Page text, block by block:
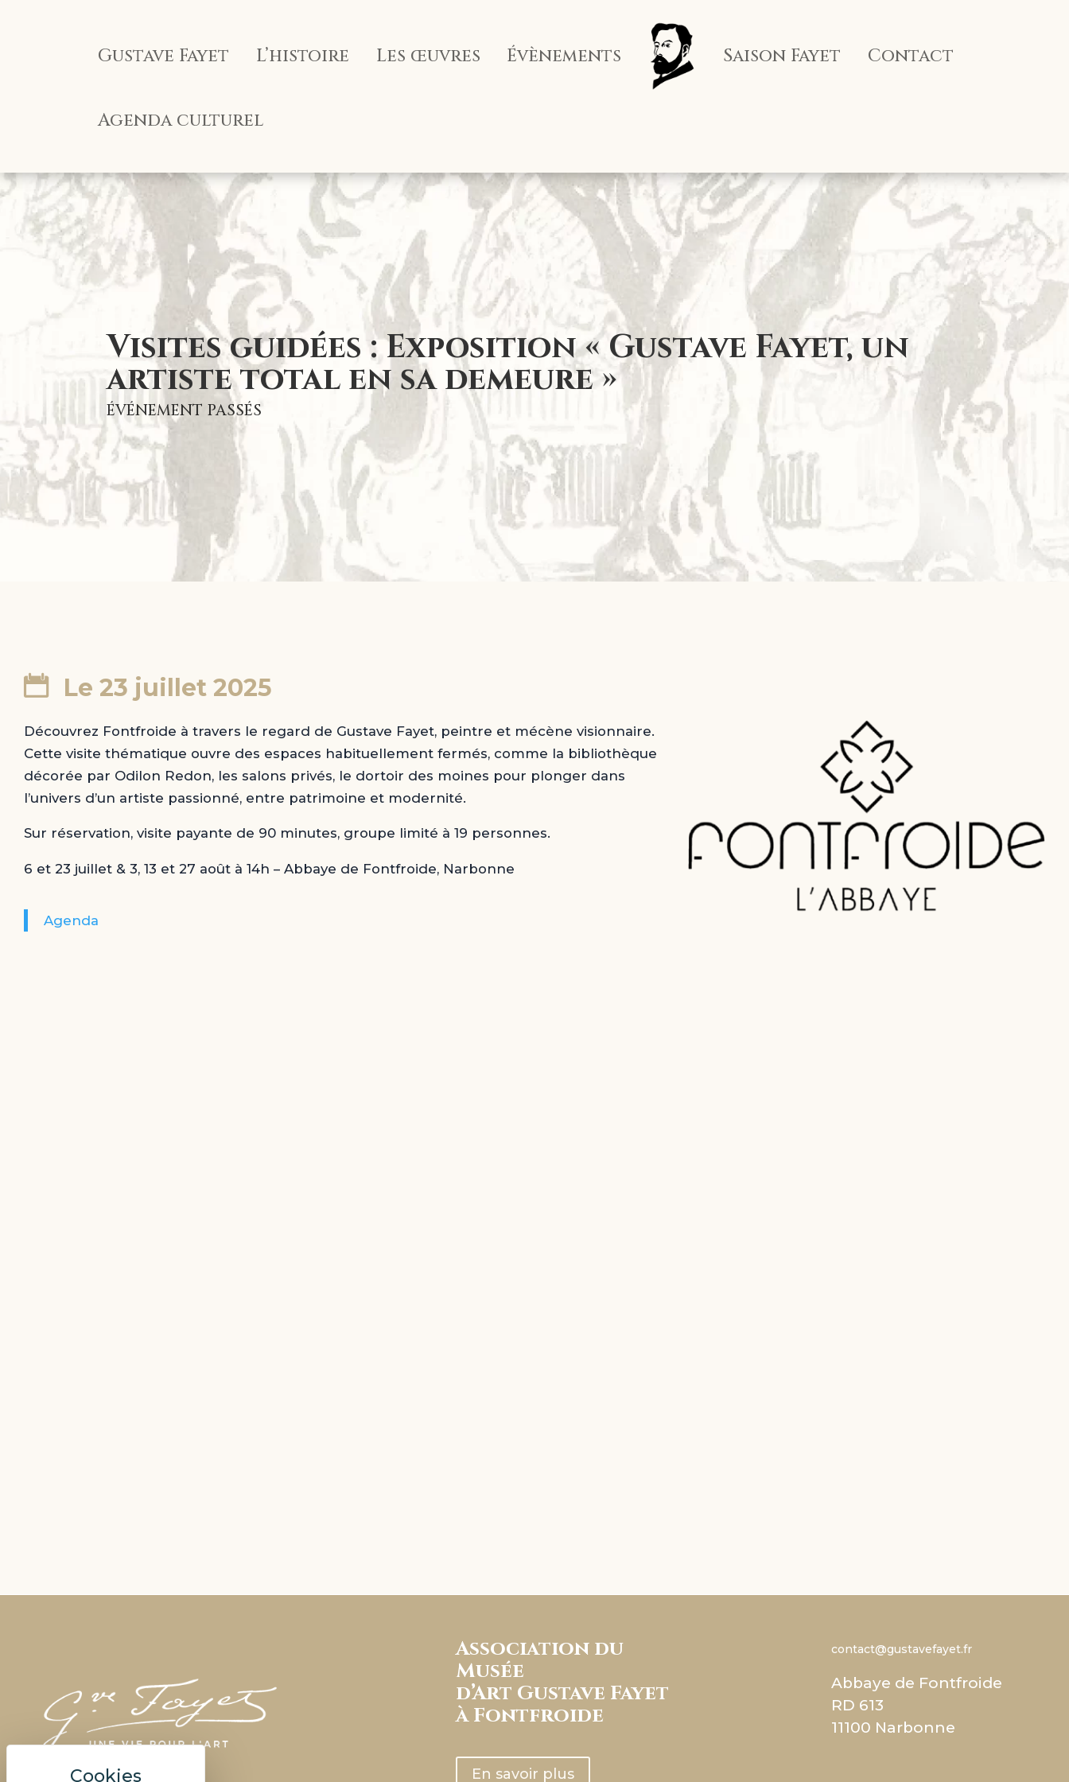
Gustave Fayet L’histoire Les œuvres Évènements Saison Fayet Contact
Agenda culturel
Visites guidées : Exposition « Gustave Fayet, un
artiste total en sa demeure »
ÉVÉNEMENT PASSÉS
Le 23 juillet 2025
Découvrez Fontfroide à travers le regard de Gustave Fayet, peintre et mécène visionnaire.
Cette visite thématique ouvre des espaces habituellement fermés, comme la bibliothèque
décorée par Odilon Redon, les salons privés, le dortoir des moines pour plonger dans
l’univers d’un artiste passionné, entre patrimoine et modernité.
Sur réservation, visite payante de 90 minutes, groupe limité à 19 personnes.
6 et 23 juillet & 3, 13 et 27 août à 14h – Abbaye de Fontfroide, Narbonne
Agenda
Association du
Musée
d’Art Gustave Fayet
à Fontfroide
En savoir plus
contact@gustavefayet.fr
Abbaye de Fontfroide
RD 613
11100 Narbonne